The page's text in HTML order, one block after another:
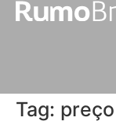
Tag: